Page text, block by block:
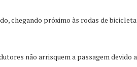
chegando próximo às rodas de
não arrisquem a passagem devido